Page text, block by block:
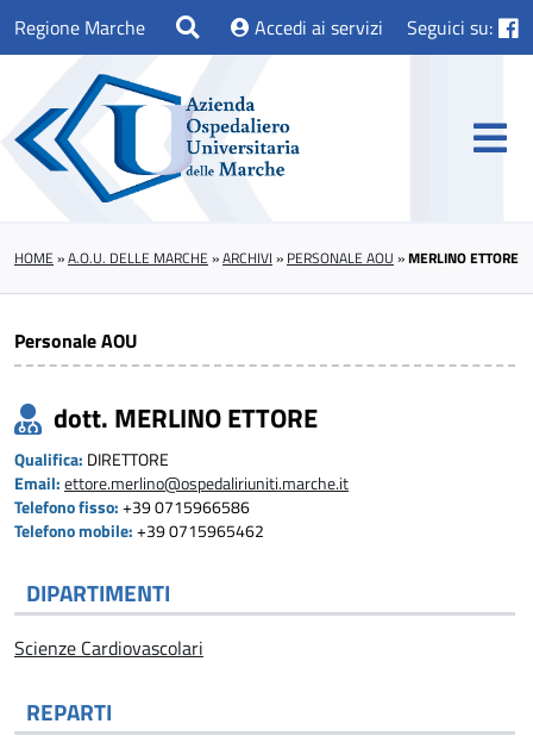
Regione Marche Accedi ai servizi Seguici su:
HOME »A.O.U. DELLE MARCHE »ARCHIVI » PERSONALE AOU »MERLINO ETTORE
Personale AOU
dott. MERLINO ETTORE
Qualifica: DIRETTORE
Email: ettore.merlino@ospedaliriuniti.marche.it
Telefono fisso: +39 0715966586
Telefono mobile: +39 0715965462
DIPARTIMENTI
Scienze Cardiovascolari
REPARTI